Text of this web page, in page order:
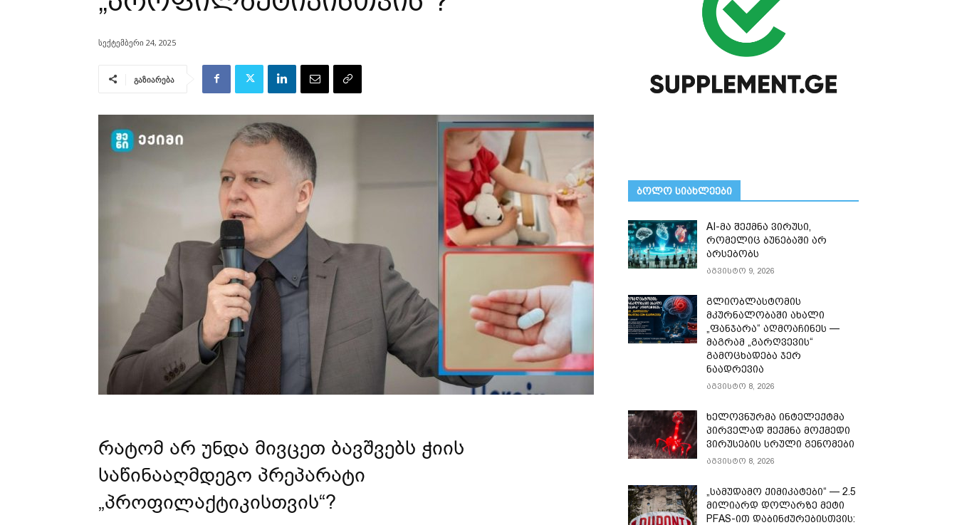
სექტემბერი 24, 2025
გაზიარება
რატომ არ უნდა მივცეთ ბავშვებს ჭიის
საწინააღმდეგო პრეპარატი
„პროფილაქტიკისთვის“?
ᲑᲝᲚᲝ ᲡᲘᲐᲮᲚᲔᲔᲑᲘ
AI-მა შექმნა ვირუსი,
რომელიც ბუნებაში არ
არსებობს
აგვისტო 9, 2026
გლიობლასტომის
მკურნალობაში ახალი
„ფანჯარა“ აღმოაჩინეს —
მაგრამ „გარღვევის“
გამოცხადება ჯერ
ნაადრევია
აგვისტო 8, 2026
ხელოვნურმა ინტელექტმა
პირველად შექმნა მოქმედი
ვირუსების სრული გენომები
აგვისტო 8, 2026
„სამუდამო ქიმიკატები“ — 2.5
მილიარდ დოლარზე მეტი
PFAS-ით დაბინძურებისთვის: